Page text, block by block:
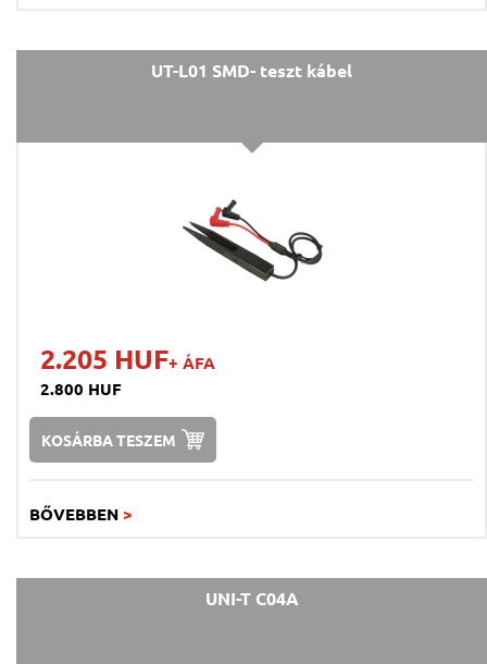
UT-L01 SMD- teszt kábel
2.205 HUF+ ÁFA
2.800 HUF
KOSÁRBA TESZEM
BŐVEBBEN >
UNI-T C04A